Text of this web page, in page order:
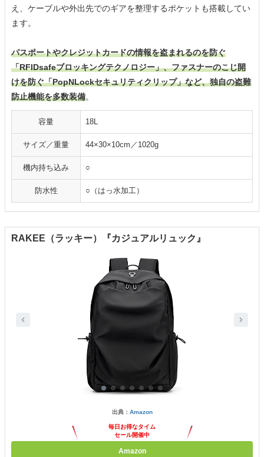
え、ケーブルや外出先でのギアを整理するポケットも搭載してい
ます。
パスポートやクレジットカードの情報を盗まれるのを防ぐ
「RFIDsafeブロッキングテクノロジー」、ファスナーのこじ開
けを防ぐ「PopNLockセキュリティクリップ」など、独自の盗難
防止機能を多数装備。
容量 18L
サイズ／重量 44×30×10cm／1020g
機内持ち込み ○
防水性 ○（はっ水加工）
RAKEE（ラッキー）『カジュアルリュック』
出典： Amazon
毎日お得なタイム
セール開催中
Amazon